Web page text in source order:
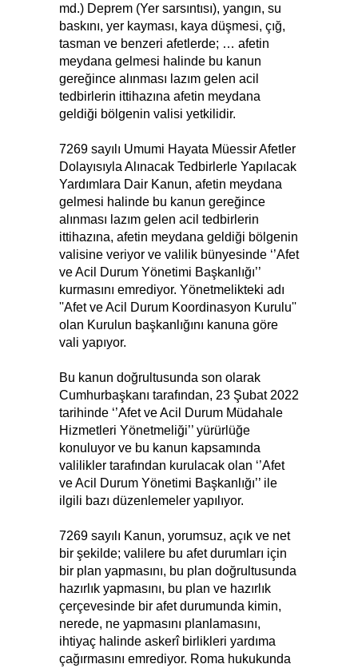
md.) Deprem (Yer sarsıntısı), yangın, su
baskını, yer kayması, kaya düşmesi, çığ,
tasman ve benzeri afetlerde; … afetin
meydana gelmesi halinde bu kanun
gereğince alınması lazım gelen acil
tedbirlerin ittihazına afetin meydana
geldiği bölgenin valisi yetkilidir.
7269 sayılı Umumi Hayata Müessir Afetler
Dolayısıyla Alınacak Tedbirlerle Yapılacak
Yardımlara Dair Kanun, afetin meydana
gelmesi halinde bu kanun gereğince
alınması lazım gelen acil tedbirlerin
ittihazına, afetin meydana geldiği bölgenin
valisine veriyor ve valilik bünyesinde ‘’Afet
ve Acil Durum Yönetimi Başkanlığı’’
kurmasını emrediyor. Yönetmelikteki adı
''Afet ve Acil Durum Koordinasyon Kurulu''
olan Kurulun başkanlığını kanuna göre
vali yapıyor.
Bu kanun doğrultusunda son olarak
Cumhurbaşkanı tarafından, 23 Şubat 2022
tarihinde ‘’Afet ve Acil Durum Müdahale
Hizmetleri Yönetmeliği’’ yürürlüğe
konuluyor ve bu kanun kapsamında
valilikler tarafından kurulacak olan ‘’Afet
ve Acil Durum Yönetimi Başkanlığı’’ ile
ilgili bazı düzenlemeler yapılıyor.
7269 sayılı Kanun, yorumsuz, açık ve net
bir şekilde; valilere bu afet durumları için
bir plan yapmasını, bu plan doğrultusunda
hazırlık yapmasını, bu plan ve hazırlık
çerçevesinde bir afet durumunda kimin,
nerede, ne yapmasını planlamasını,
ihtiyaç halinde askerî birlikleri yardıma
çağırmasını emrediyor. Roma hukukunda